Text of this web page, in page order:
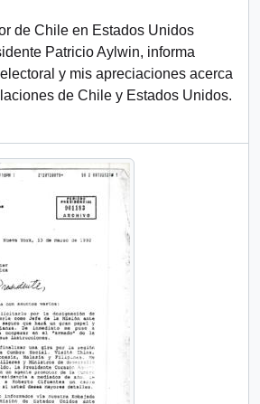
de Chile en Estados Unidos
Patricio Aylwin, informa
y mis apreciaciones acerca
de Chile y Estados Unidos.